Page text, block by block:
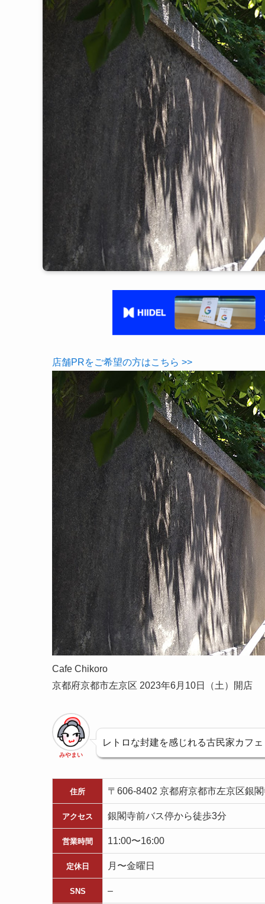
店舗PRをご希望の方はこちら >>
Cafe Chikoro
京都府京都市左京区 2023年6月10日（土）開店
みやまい
レトロな封建を感じれる古民家カフ
住所 〒606-8402 京都府京都市左京区銀
アクセス 銀閣寺前バス停から徒歩3分
営業時間 11:00〜16:00
定休日 月〜金曜日
SNS –